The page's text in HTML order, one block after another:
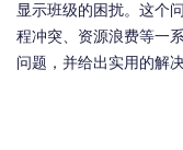
显示班级的困扰。这个
程冲突、资源浪费等一
问题，并给出实用的解